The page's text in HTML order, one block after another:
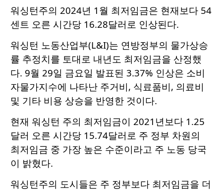
워싱턴주의 2024년 1월 최저임금은 현재보다 54
센트 오른 시간당 16.28달러로 인상된다.
워싱턴 노동산업부(L&I)는 연방정부의 물가상승
률 추정치를 토대로 내년도 최저임금을 산정했
다. 9월 29일 금요일 발표된 3.37% 인상은 소비
자물가지수에 나타난 주거비, 식료품비, 의료비
및 기타 비용 상승을 반영한 것이다.
현재 워싱턴 주의 최저임금이 2021년보다 1.25
달러 오른 시간당 15.74달러로 주 정부 차원의
최저임금 중 가장 높은 수준이라고 주 노동 당국
이 밝혔다.
워싱턴주의 도시들은 주 정부보다 최저임금을 더